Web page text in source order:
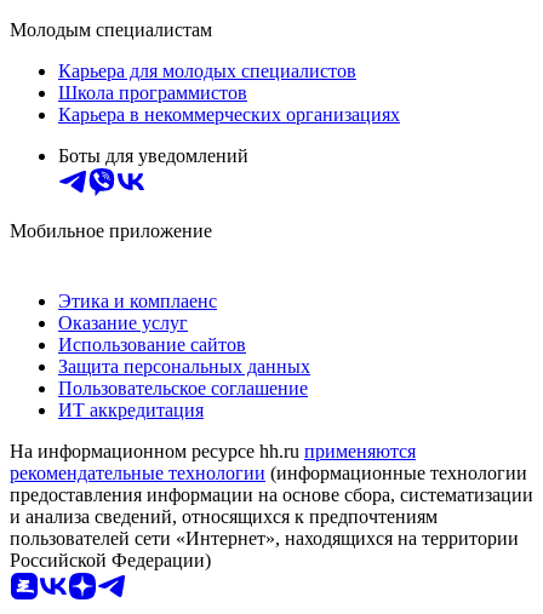
Молодым специалистам
Карьера для молодых специалистов
Школа программистов
Карьера в некоммерческих организациях
Боты для уведомлений
Мобильное приложение
Этика и комплаенс
Оказание услуг
Использование сайтов
Защита персональных данных
Пользовательское соглашение
ИТ аккредитация
На информационном ресурсе hh.ru применяются
рекомендательные технологии (информационные технологии
предоставления информации на основе сбора, систематизации
и анализа сведений, относящихся к предпочтениям
пользователей сети «Интернет», находящихся на территории
Российской Федерации)